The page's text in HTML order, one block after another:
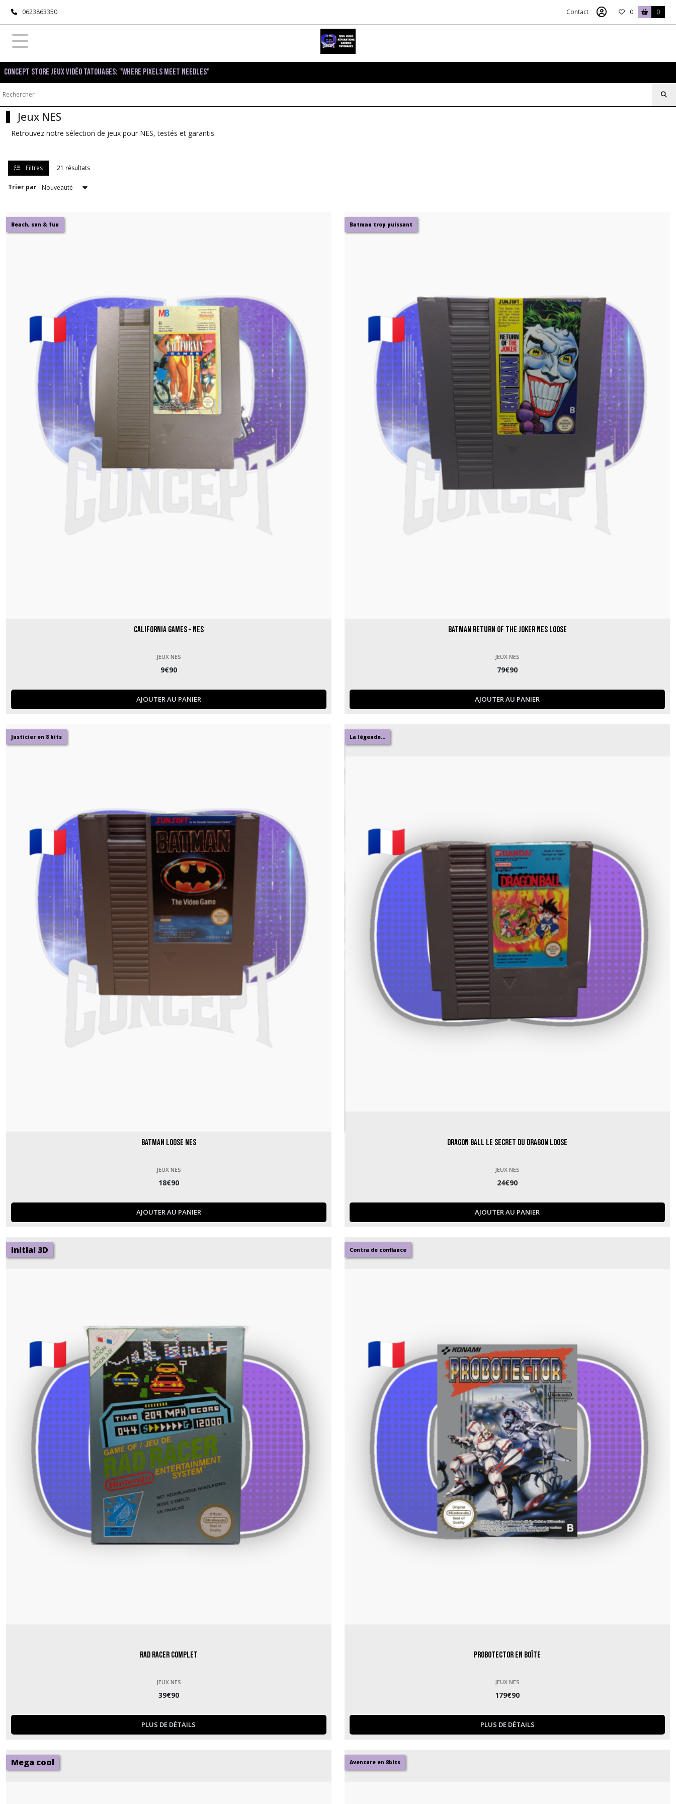
0623863350 Contact 0 0
Concept Store Jeux Vidéo Tatouages: "Where pixels meet needles"
Jeux NES
Retrouvez notre sélection de jeux pour NES, testés et garantis.
Filtres 21 résultats
Trier par
Beach, sun & fun
California Games – NES
JEUX NES
9€90
AJOUTER AU PANIER
Batman trop puissant
Batman Return of the Joker NES loose
JEUX NES
79€90
AJOUTER AU PANIER
Justicier en 8 bits
Batman Loose NES
JEUX NES
18€90
AJOUTER AU PANIER
La légende...
Dragon Ball Le Secret du Dragon Loose
JEUX NES
24€90
AJOUTER AU PANIER
Initial 3D
Rad Racer complet
JEUX NES
39€90
PLUS DE DÉTAILS
Contra de confiance
Probotector en boîte
JEUX NES
179€90
PLUS DE DÉTAILS
Mega cool Aventure en 8bits
Fermer
FILTRES
Tous
les
Nintendo
NES
Consoles
Accessoires
Jeux
résultats